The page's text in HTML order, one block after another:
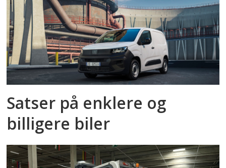
Satser på enklere og
billigere biler